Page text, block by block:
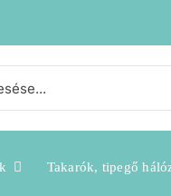
Takarók, tipegő